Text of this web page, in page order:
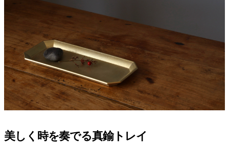
美しく時を奏でる真鍮トレイ